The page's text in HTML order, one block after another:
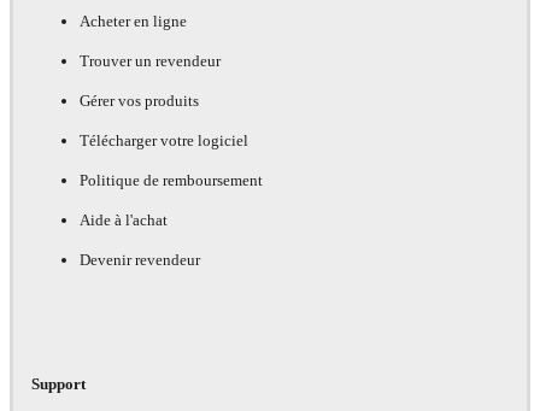
Acheter en ligne
Trouver un revendeur
Gérer vos produits
Télécharger votre logiciel
Politique de remboursement
Aide à l'achat
Devenir revendeur
Support